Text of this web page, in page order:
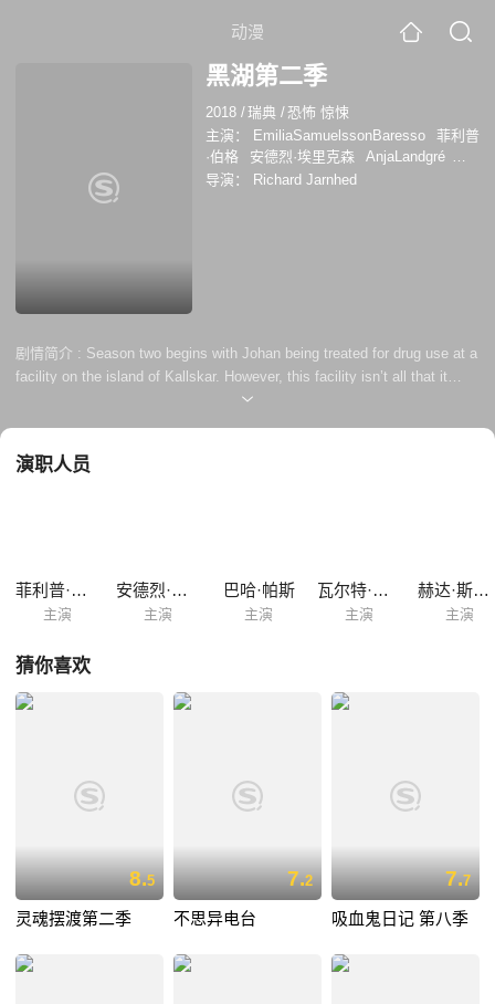
动漫
黑湖第二季
2018 /瑞典 /恐怖 惊悚
主演：
EmiliaSamuelssonBaresso
菲利普
·伯格
安德烈·埃里克森
AnjaLandgré
DanielLarsson
阿莉达·莫尔伯格
导演： Richard Jarnhed
剧情简介 : Season two begins with Johan being treated for drug use at a
facility on the island of Kallskar. However, this facility isn’t all that it
seems. Johan learns that a former patient had disappeared without a
演职人员
菲利普·伯格
主演
安德烈·埃里克森
主演
巴哈·帕斯
主演
瓦尔特·斯卡斯加德
主演
赫达·斯蒂埃恩斯特特
主演
猜你喜欢
8.5
灵魂摆渡第二季
7.2
不思异电台
7.7
吸血鬼日记 第八季